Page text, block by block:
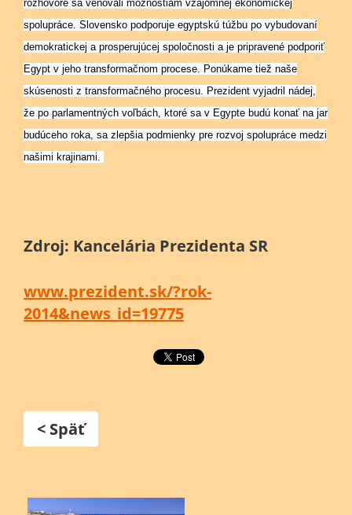
rozhovore sa venovali možnostiam vzájomnej ekonomickej
spolupráce. Slovensko podporuje egyptskú túžbu po vybudovaní
demokratickej a prosperujúcej spoločnosti a je pripravené podporiť
Egypt v jeho transformačnom procese. Ponúkame tiež naše
skúsenosti z transformačného procesu. Prezident vyjadril nádej,
že po parlamentných voľbách, ktoré sa v Egypte budú konať na jar
budúceho roka, sa zlepšia podmienky pre rozvoj spolupráce medzi
našimi krajinami.
Zdroj: Kancelária Prezidenta SR
www.prezident.sk/?rok-
2014&news_id=19775
< Späť